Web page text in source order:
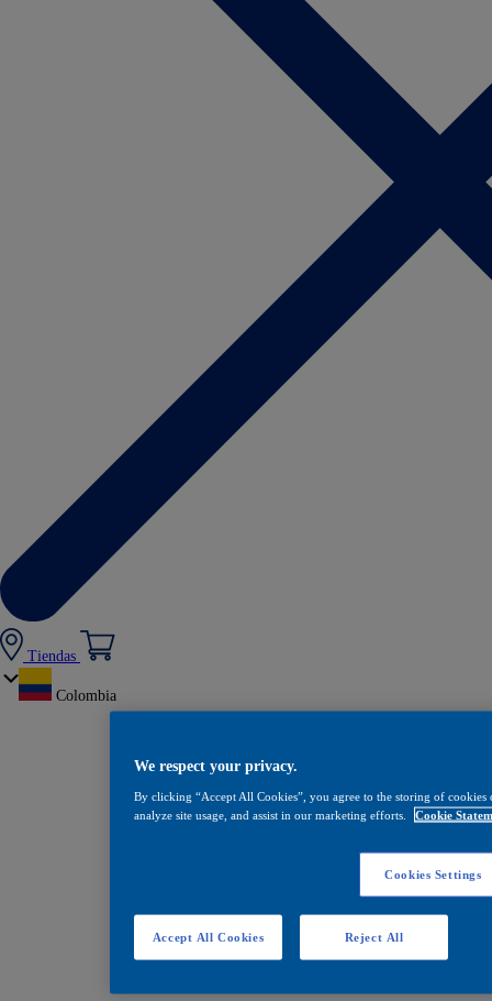
Tiendas
Colombia
We respect your privacy.
By clicking “Accept All Cookies”, you agree to the storing of
analyze site usage, and assist in our marketing efforts.
Cookie
Cookies Settings
Reject All
Accept All Cookies